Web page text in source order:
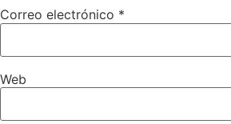
Correo electrónico *
Web